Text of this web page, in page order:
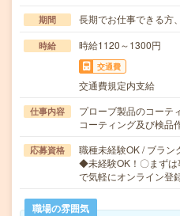
期間 長期でお仕事できる方
時給 時給1120～1300円
交通費
交通費規定内支給
仕事内容
プローブ製品のコーテ
コーティング及び検
応募資格
職種未経験OK / ブラン
◆未経験OK！〇まずは
で気軽にオンライン
職場の雰囲気